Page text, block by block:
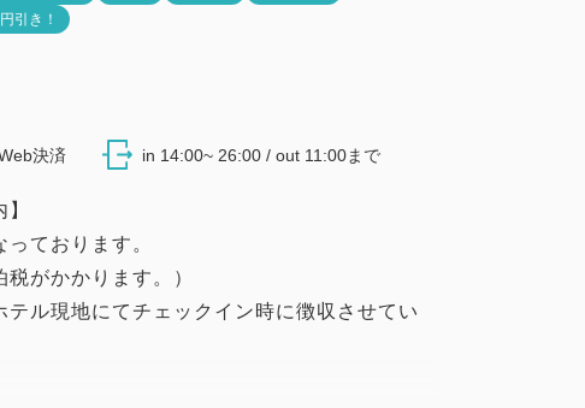
引き！
決済 in 14:00~ 26:00 / out 11:00まで
ております。
税がかかります。）
ル現地にてチェックイン時に徴収させてい